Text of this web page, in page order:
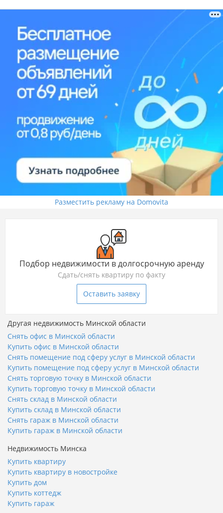
Разместить рекламу на Domovita
Подбор недвижимости в долгосрочную аренду
Сдать/снять квартиру по факту
Оставить заявку
Другая недвижимость Минской области
Снять офис в Минской области
Купить офис в Минской области
Снять помещение под сферу услуг в Минской области
Купить помещение под сферу услуг в Минской области
Снять торговую точку в Минской области
Купить торговую точку в Минской области
Снять склад в Минской области
Купить склад в Минской области
Снять гараж в Минской области
Купить гараж в Минской области
Недвижимость Минска
Купить квартиру
Купить квартиру в новостройке
Купить дом
Купить коттедж
Купить гараж